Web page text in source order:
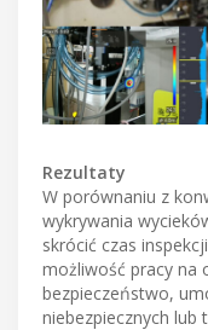
Rezultaty
W porównaniu z
wykrywania
skrócić czas
możliwość pracy na
bezpieczeństwo,
niebezpiecznych lub